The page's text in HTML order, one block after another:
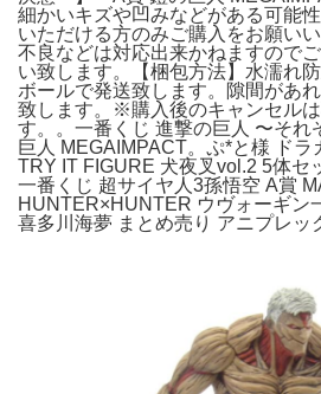
細かいキズや凹みなどがある可能
いただける方のみご購入をお願い
不良などは対応出来かねますので
い致します。【梱包方法】水濡れ
ボールで発送致します。隙間があ
致します。※購入後のキャンセル
す。。一番くじ 進撃の巨人 〜それ
巨人 MEGAIMPACT。ぷ*と様 ド
TRY IT FIGURE 犬夜叉vol.2 5体セ
一番くじ 超サイヤ人3孫悟空 A賞
HUNTER×HUNTER ウヴォーギン
喜多川海夢 まとめ売り アニプレッ